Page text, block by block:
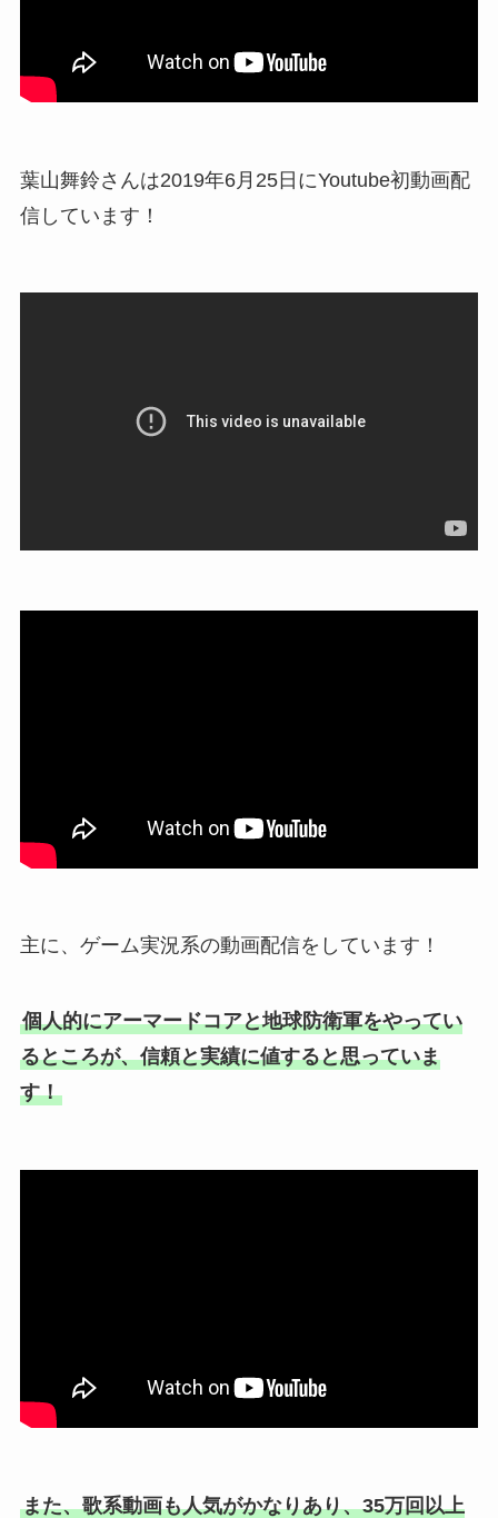
葉山舞鈴さんは2019年6月25日にYoutube初動画配
信しています！
主に、ゲーム実況系の動画配信をしています！
個人的にアーマードコアと地球防衛軍をやってい
るところが、信頼と実績に値すると思っていま
す！
また、歌系動画も人気がかなりあり、35万回以上